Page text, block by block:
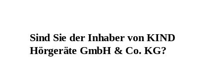
Sind Sie der Inhaber von KIND
Hörgeräte GmbH & Co. KG?